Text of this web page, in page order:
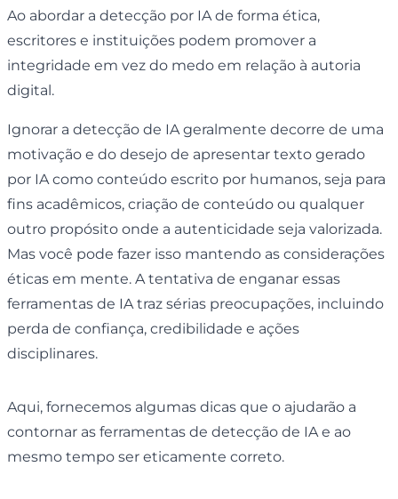
Ao abordar a detecção por IA de forma ética,
escritores e instituições podem promover a
integridade em vez do medo em relação à autoria
digital.
Ignorar a detecção de IA geralmente decorre de uma
motivação e do desejo de apresentar texto gerado
por IA como conteúdo escrito por humanos, seja para
fins acadêmicos, criação de conteúdo ou qualquer
outro propósito onde a autenticidade seja valorizada.
Mas você pode fazer isso mantendo as considerações
éticas em mente. A tentativa de enganar essas
ferramentas de IA traz sérias preocupações, incluindo
perda de confiança, credibilidade e ações
disciplinares.
Aqui, fornecemos algumas dicas que o ajudarão a
contornar as ferramentas de detecção de IA e ao
mesmo tempo ser eticamente correto.